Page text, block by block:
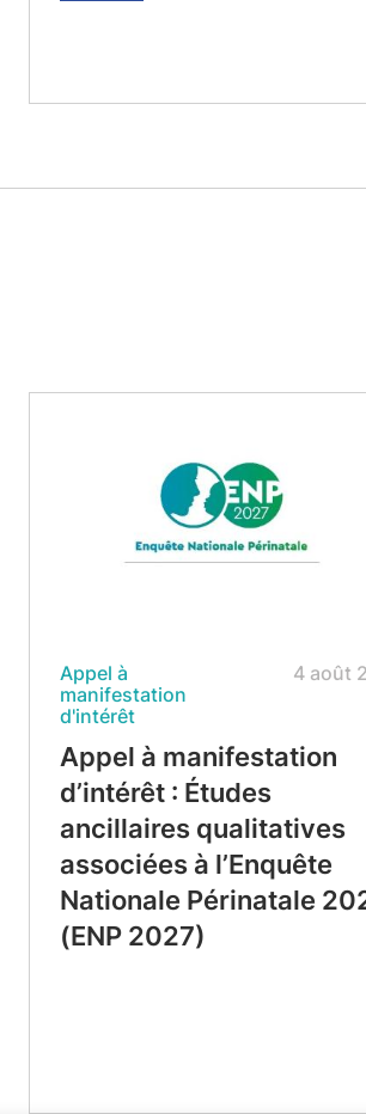
Appel à
manifestation
d'intérêt
4 août
Appel à manifestation
d’intérêt : Études
ancillaires qualitatives
associées à l’Enquête
Nationale Périnatale
(ENP 2027)